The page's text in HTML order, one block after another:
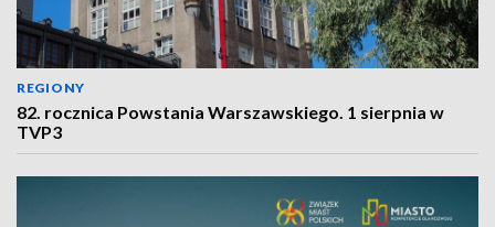
REGIONY
82. rocznica Powstania Warszawskiego. 1 sierpnia w
TVP3